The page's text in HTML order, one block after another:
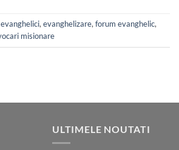
evanghelici, evanghelizare, forum evanghelic,
misionare
ULTIMELE NOUTATI